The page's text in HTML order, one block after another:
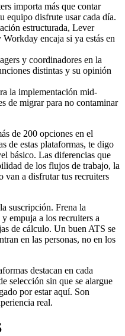
importa más que contar
equipo disfrute usar cada día.
estructurada, Lever
encaja si ya estás en
y coordinadores en la
distintas y su opinión
la implementación mid-
de migrar para no contaminar
de 200 opciones en el
de estas plataformas, te digo
básico. Las diferencias que
de los flujos de trabajo, la
van a disfrutar tus recruiters
suscripción. Frena la
empuja a los recruiters a
de cálculo. Un buen ATS se
en las personas, no en los
destacan en cada
selección sin que se alargue
por estar aquí. Son
real.